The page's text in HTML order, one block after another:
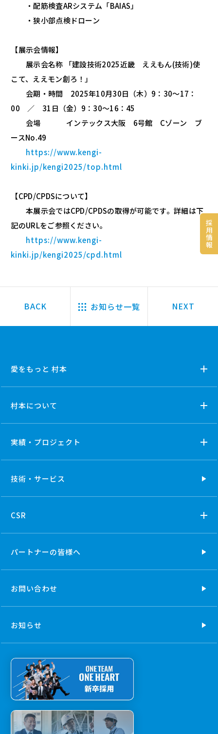
採
用
情
報
・配筋検査ARシステム「BAIAS」
・狭小部点検ドローン
【展示会情報】
展示会名称 「建設技術2025近畿 ええもん(技術)使
こて、ええモン創ろ！」
会期・時間 2025年10月30日（木）9：30～17：
00 ／ 31日（金）9：30～16：45
会場 インテックス大阪 6号館 Cゾーン ブ
ースNo.49
https://www.kengi-
kinki.jp/kengi2025/top.html
【CPD/CPDSについて】
本展示会ではCPD/CPDSの取得が可能です。詳細は下
記のURLをご参照ください。
https://www.kengi-
kinki.jp/kengi2025/cpd.html
お知らせ一覧
愛をもっと 村本
村本について
実績・プロジェクト
技術・ サービス
CSR
パートナーの皆様へ
お問い合わせ
お知らせ